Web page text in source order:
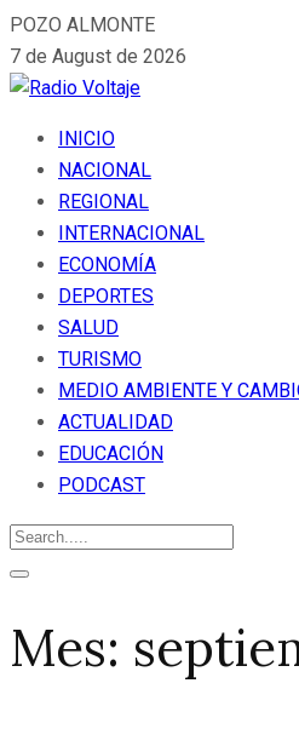
POZO ALMONTE
7 de August de 2026
INICIO
NACIONAL
REGIONAL
INTERNACIONAL
ECONOMÍA
DEPORTES
SALUD
TURISMO
MEDIO AMBIENTE Y
ACTUALIDAD
EDUCACIÓN
PODCAST
Mes: